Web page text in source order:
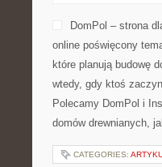
DomPol – strona
online poświęcony
które planują budowę
wtedy, gdy ktoś
Polecamy DomPol i
domów drewnianych,
CATEGORIES: